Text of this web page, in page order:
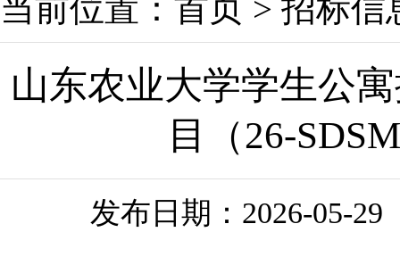
当前位置： 首页 > 招标信
山东农业大学学生公
目（26-
发布日期： 2026-05-29